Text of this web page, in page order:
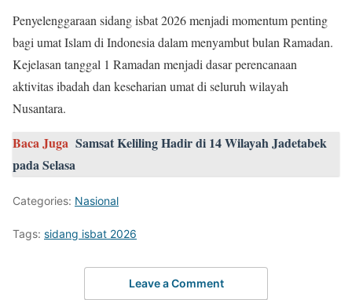
Penyelenggaraan sidang isbat 2026 menjadi momentum penting
bagi umat Islam di Indonesia dalam menyambut bulan Ramadan.
Kejelasan tanggal 1 Ramadan menjadi dasar perencanaan
aktivitas ibadah dan keseharian umat di seluruh wilayah
Nusantara.
Baca Juga Samsat Keliling Hadir di 14 Wilayah Jadetabek
pada Selasa
Categories: Nasional
Tags: sidang isbat 2026
Leave a Comment